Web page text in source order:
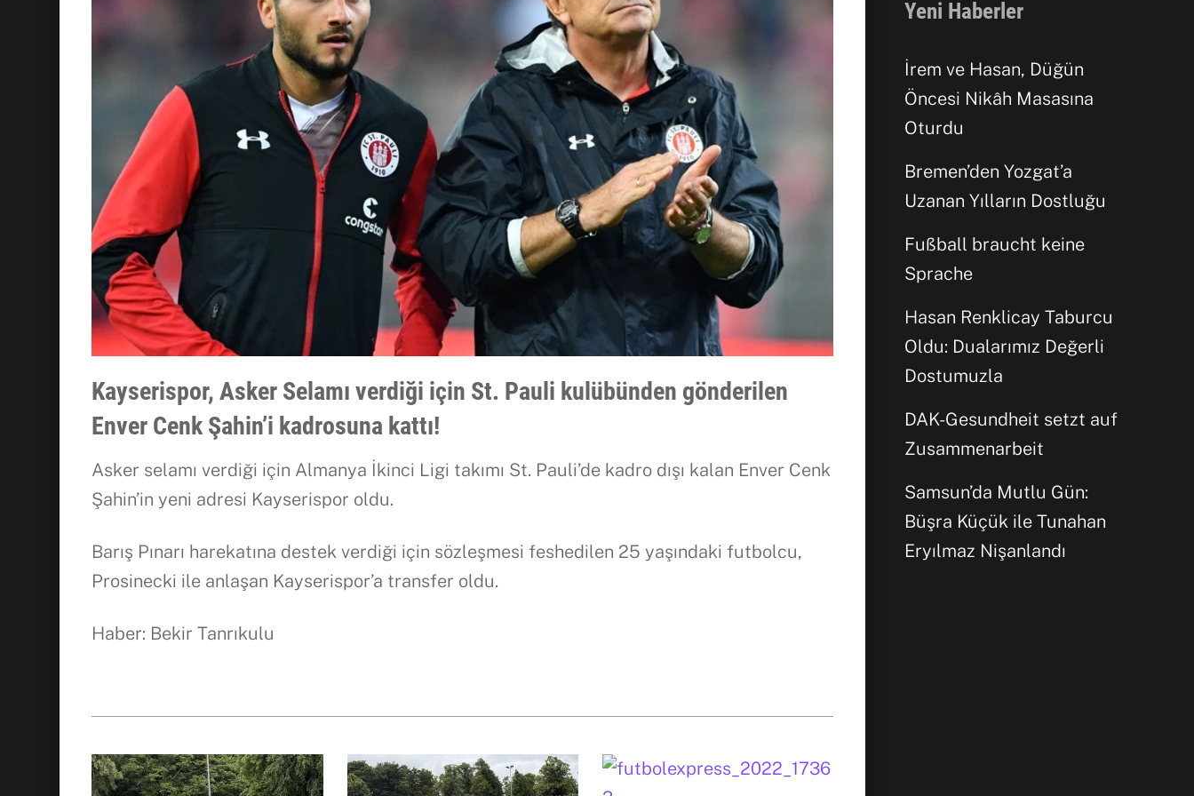
Kayserispor, Asker Selamı verdiği için St. Pauli kulübünden gönderilen
Enver Cenk Şahin’i kadrosuna kattı!
Asker selamı verdiği için Almanya İkinci Ligi takımı St. Pauli’de kadro dışı kalan Enver Cenk
Şahin’in yeni adresi Kayserispor oldu.
Barış Pınarı harekatına destek verdiği için sözleşmesi feshedilen 25 yaşındaki futbolcu,
Prosinecki ile anlaşan Kayserispor’a transfer oldu.
Haber: Bekir Tanrıkulu
Yeni Haberler
İrem ve Hasan, Düğün
Öncesi Nikâh Masasına
Oturdu
Bremen’den Yozgat’a
Uzanan Yılların Dostluğu
Fußball braucht keine
Sprache
Hasan Renklicay Taburcu
Oldu: Dualarımız Değerli
Dostumuzla
DAK-Gesundheit setzt auf
Zusammenarbeit
Samsun’da Mutlu Gün:
Büşra Küçük ile Tunahan
Eryılmaz Nişanlandı